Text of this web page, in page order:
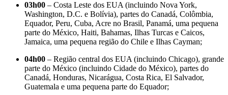
03h00 – Costa Leste dos EUA (incluindo Nova York,
Washington, D.C. e Bolívia), partes do Canadá, Colômbia,
Equador, Peru, Cuba, Acre no Brasil, Panamá, uma pequena
parte do México, Haiti, Bahamas, Ilhas Turcas e Caicos,
Jamaica, uma pequena região do Chile e Ilhas Cayman;
04h00 – Região central dos EUA (incluindo Chicago), grande
parte do México (incluindo Cidade do México), partes do
Canadá, Honduras, Nicarágua, Costa Rica, El Salvador,
Guatemala e uma pequena parte do Equador;